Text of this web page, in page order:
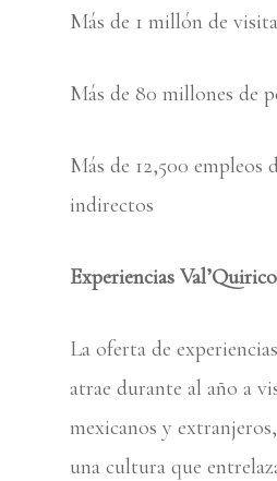
Más de 1 millón de
Más de 80 millones de
Más de 12,500 empleos
indirectos
Experiencias
La oferta de
atrae durante al año a
mexicanos y
una cultura que